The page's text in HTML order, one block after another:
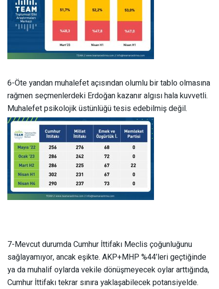
6-Öte yandan muhalefet açısından olumlu bir tablo olmasına
rağmen seçmenlerdeki Erdoğan kazanır algısı hala kuvvetli.
Muhalefet psikolojik üstünlüğü tesis edebilmiş değil.
7-Mevcut durumda Cumhur İttifakı Meclis çoğunluğunu
sağlayamıyor, ancak eşikte. AKP+MHP %44’leri geçtiğinde
ya da muhalif oylarda vekile dönüşmeyecek oylar arttığında,
Cumhur İttifakı tekrar sınıra yaklaşabilecek potansiyelde.